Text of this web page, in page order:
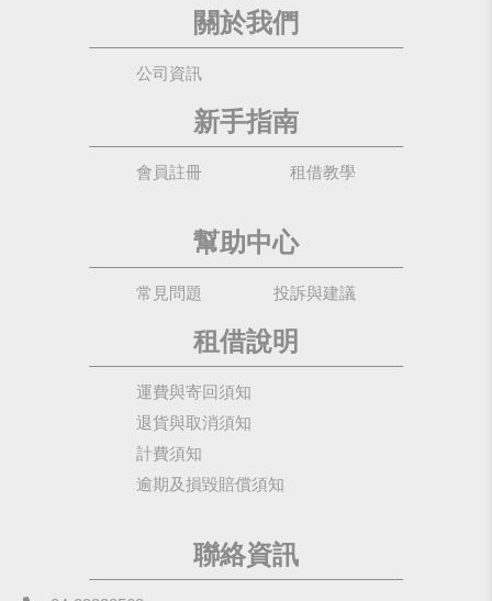
關於我們
公司資訊
新手指南
會員註冊 租借教學
幫助中心
常見問題 投訴與建議
租借說明
運費與寄回須知
退貨與取消須知
計費須知
逾期及損毀賠償須知
聯絡資訊